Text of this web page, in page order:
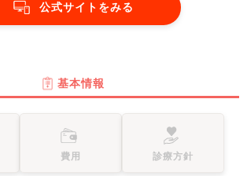
公式サイトをみる
基本情報
費用 診療方針